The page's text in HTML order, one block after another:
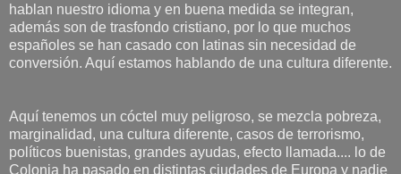
hablan nuestro idioma y en buena medida se integran,
además son de trasfondo cristiano, por lo que muchos
españoles se han casado con latinas sin necesidad de
conversión. Aquí estamos hablando de una cultura diferente.
Aquí tenemos un cóctel muy peligroso, se mezcla pobreza,
marginalidad, una cultura diferente, casos de terrorismo,
políticos buenistas, grandes ayudas, efecto llamada.... lo de
Colonia ha pasado en distintas ciudades de Europa y nadie